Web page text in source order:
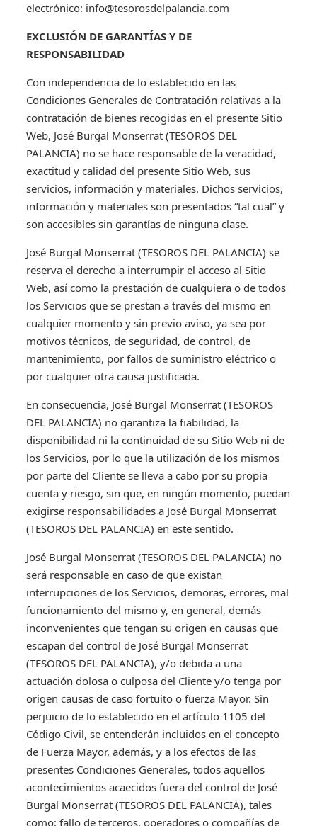
electrónico: info@tesorosdelpalancia.com
EXCLUSIÓN DE GARANTÍAS Y DE
RESPONSABILIDAD
Con independencia de lo establecido en las
Condiciones Generales de Contratación relativas a la
contratación de bienes recogidas en el presente Sitio
Web, José Burgal Monserrat (TESOROS DEL
PALANCIA) no se hace responsable de la veracidad,
exactitud y calidad del presente Sitio Web, sus
servicios, información y materiales. Dichos servicios,
información y materiales son presentados “tal cual” y
son accesibles sin garantías de ninguna clase.
José Burgal Monserrat (TESOROS DEL PALANCIA) se
reserva el derecho a interrumpir el acceso al Sitio
Web, así como la prestación de cualquiera o de todos
los Servicios que se prestan a través del mismo en
cualquier momento y sin previo aviso, ya sea por
motivos técnicos, de seguridad, de control, de
mantenimiento, por fallos de suministro eléctrico o
por cualquier otra causa justificada.
En consecuencia, José Burgal Monserrat (TESOROS
DEL PALANCIA) no garantiza la fiabilidad, la
disponibilidad ni la continuidad de su Sitio Web ni de
los Servicios, por lo que la utilización de los mismos
por parte del Cliente se lleva a cabo por su propia
cuenta y riesgo, sin que, en ningún momento, puedan
exigirse responsabilidades a José Burgal Monserrat
(TESOROS DEL PALANCIA) en este sentido.
José Burgal Monserrat (TESOROS DEL PALANCIA) no
será responsable en caso de que existan
interrupciones de los Servicios, demoras, errores, mal
funcionamiento del mismo y, en general, demás
inconvenientes que tengan su origen en causas que
escapan del control de José Burgal Monserrat
(TESOROS DEL PALANCIA), y/o debida a una
actuación dolosa o culposa del Cliente y/o tenga por
origen causas de caso fortuito o fuerza Mayor. Sin
perjuicio de lo establecido en el artículo 1105 del
Código Civil, se entenderán incluidos en el concepto
de Fuerza Mayor, además, y a los efectos de las
presentes Condiciones Generales, todos aquellos
acontecimientos acaecidos fuera del control de José
Burgal Monserrat (TESOROS DEL PALANCIA), tales
como: fallo de terceros, operadores o compañías de